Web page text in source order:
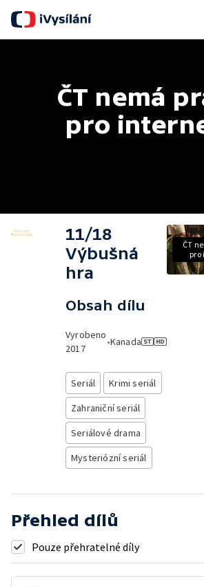
ČT nemá
pro
11/18
Výbušná
hra
Obsah dílu
Vyrobeno
2017
•Kanada
Seriál
Krimi seriál
Zahraniční seriál
Seriálové drama
Mysteriózní seriál
ČT
pro
Přehled dílů
Pouze přehratelné díly